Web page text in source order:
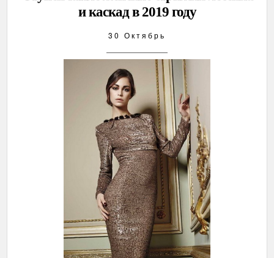
и каскад в 2019 году
30 Октябрь